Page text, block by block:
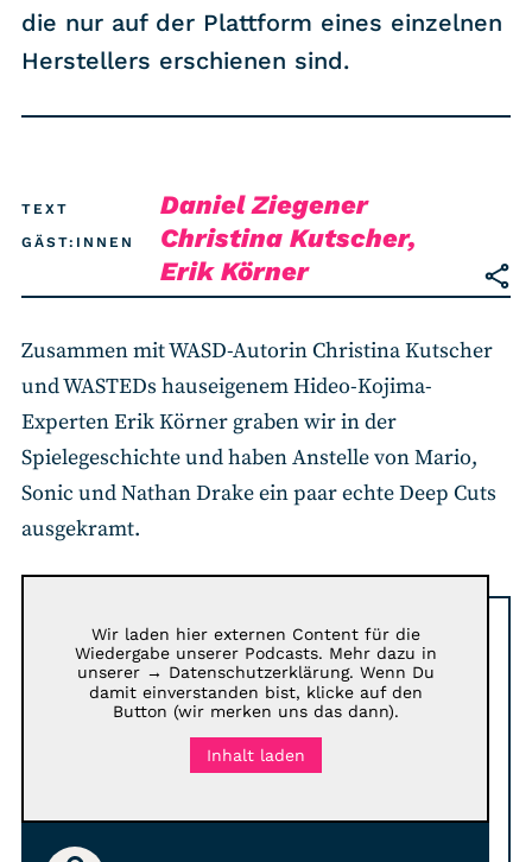
IMPRESSUM
DATENSCHUTZ
Unterstützen
die nur auf der Plattform eines einzelnen
Herstellers erschienen sind.
TEXT Daniel Ziegener
GÄST:INNEN Christina Kutscher,
Erik Körner
Zusammen mit WASD-Autorin Christina Kutscher
und WASTEDs hauseigenem Hideo-Kojima-
Experten Erik Körner graben wir in der
Spielegeschichte und haben Anstelle von Mario,
Sonic und Nathan Drake ein paar echte Deep Cuts
ausgekramt.
Wir laden hier externen Content für die
Wiedergabe unserer Podcasts. Mehr dazu in
unserer → Datenschutzerklärung. Wenn Du
damit einverstanden bist, klicke auf den
Button (wir merken uns das dann).
Inhalt laden